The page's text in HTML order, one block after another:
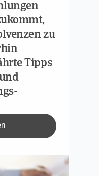
zu
Tipps